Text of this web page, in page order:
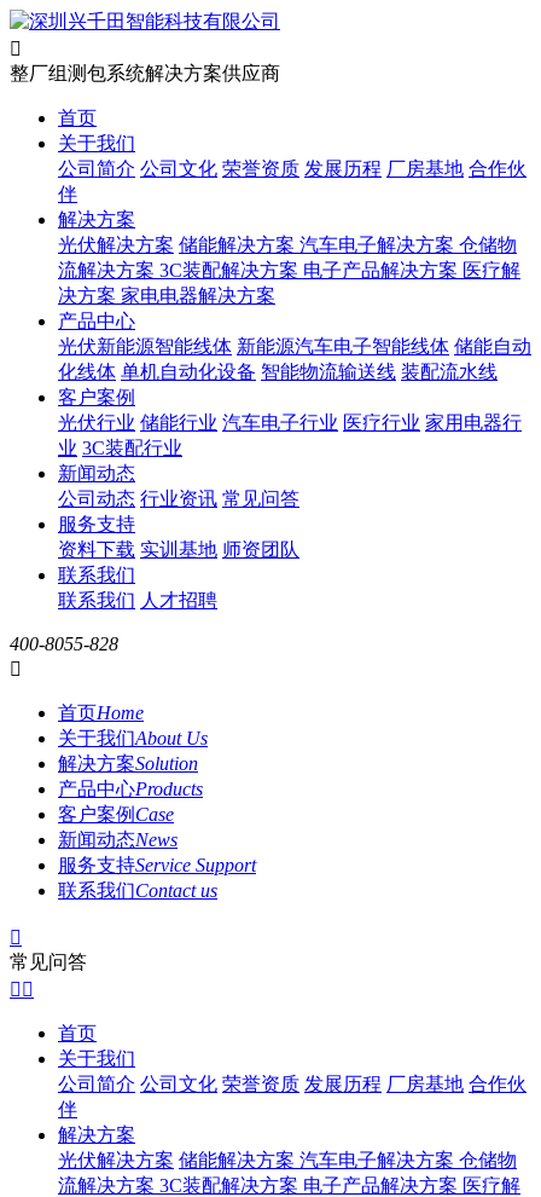

整厂组测包系统解决方案供应商
首页
关于我们
公司简介 公司文化 荣誉资质 发展历程 厂房基地 合作伙
伴
解决方案
光伏解决方案 储能解决方案 汽车电子解决方案 仓储物
流解决方案 3C装配解决方案 电子产品解决方案 医疗解
决方案 家电电器解决方案
产品中心
光伏新能源智能线体 新能源汽车电子智能线体 储能自动
化线体 单机自动化设备 智能物流输送线 装配流水线
客户案例
光伏行业 储能行业 汽车电子行业 医疗行业 家用电器行
业 3C装配行业
新闻动态
公司动态 行业资讯 常见问答
服务支持
资料下载 实训基地 师资团队
联系我们
联系我们 人才招聘
400-8055-828

首页Home
关于我们About Us
解决方案Solution
产品中心Products
客户案例 Case
新闻动态News
服务支持Service Support
联系我们Contact us

常见问答
 
首页
关于我们
公司简介 公司文化 荣誉资质 发展历程 厂房基地 合作伙
伴
解决方案
光伏解决方案 储能解决方案 汽车电子解决方案 仓储物
流解决方案 3C装配解决方案 电子产品解决方案 医疗解